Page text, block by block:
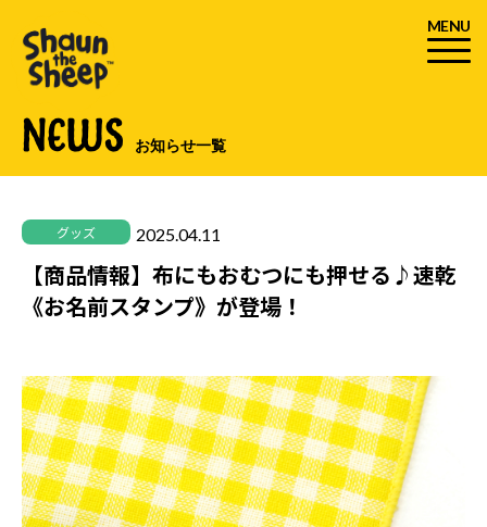
MENU
NEWS お知らせ一覧
グッズ 2025.04.11
【商品情報】布にもおむつにも押せる♪速乾
《お名前スタンプ》が登場！